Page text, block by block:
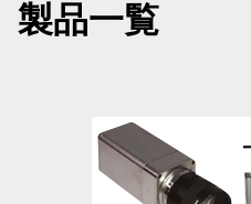
製品一覧